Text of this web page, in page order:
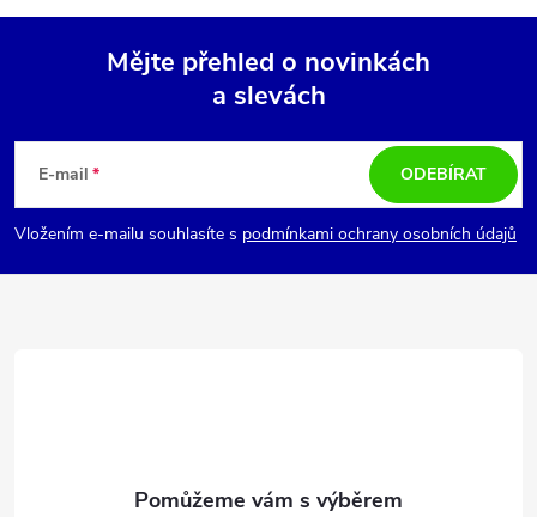
p
a
Mějte přehled o novinkách
a slevách
E-mail
Vložením e-mailu souhlasíte s podmínkami ochrany osobních údajů
ODEBÍRAT